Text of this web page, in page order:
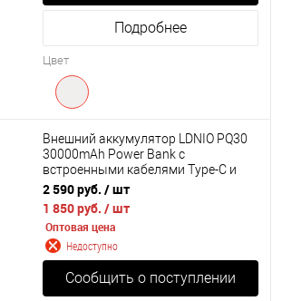
Подробнее
Цвет
Внешний аккумулятор LDNIO PQ30
30000mAh Power Bank c
встроенными кабелями Type-C и
Lightning
2 590 руб. / шт
1 850 руб. / шт
Оптовая цена
Недоступно
Сообщить о поступлении